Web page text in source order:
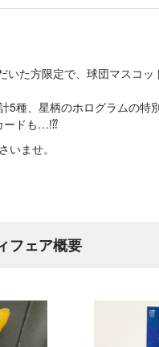
た方限定で、球団マスコ
5種、星柄のホログラムの特
ードも…!⁇
いませ。
フェア概要